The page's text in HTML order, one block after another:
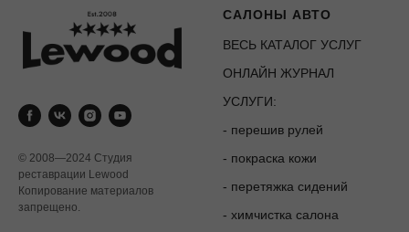
© 2008—2024 Студия
реставрации Lewood
Копирование материалов
запрещено.
САЛОНЫ АВТО
ВЕСЬ КАТАЛОГ УСЛУГ
ОНЛАЙН ЖУРНАЛ
УСЛУГИ:
- перешив рулей
- покраска кожи
- перетяжка сидений
- химчистка салона